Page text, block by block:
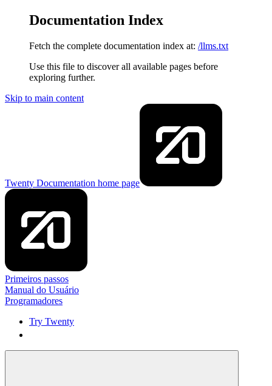
Documentation Index
Fetch the complete documentation index at: /llms.txt
Use this file to discover all available pages before
exploring further.
Skip to main content
Twenty Documentation home page
Primeiros passos
Manual do Usuário
Programadores
Try Twenty